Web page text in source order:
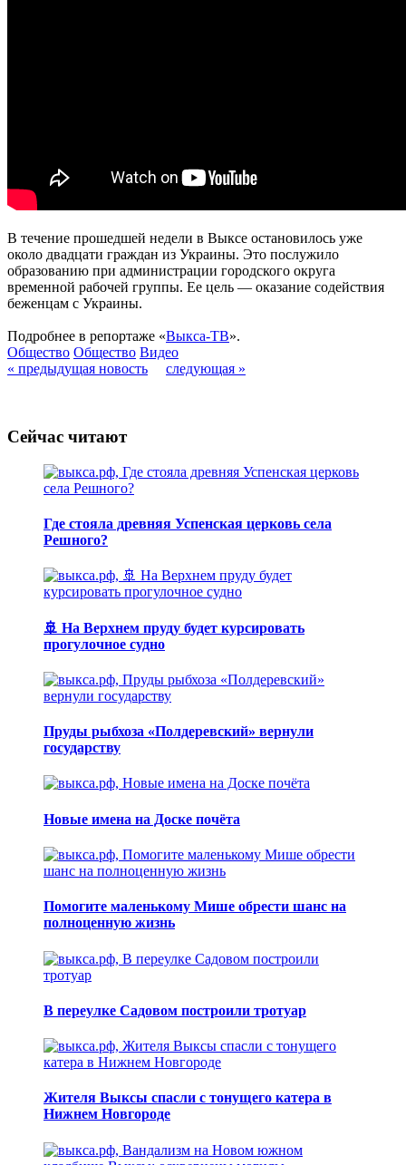
В течение прошедшей недели в Выксе остановилось уже
около двадцати граждан из Украины. Это послужило
образованию при администрации городского округа
временной рабочей группы. Ее цель — оказание содействия
беженцам с Украины.
Подробнее в репортаже «Выкса-ТВ».
Общество Общество Видео
« предыдущая новость
следующая »
Сейчас читают
Где стояла древняя Успенская церковь села
Решного?
🚢 На Верхнем пруду будет курсировать
прогулочное судно
Пруды рыбхоза «Полдеревский» вернули
государству
Новые имена на Доске почёта
Помогите маленькому Мише обрести шанс на
полноценную жизнь
В переулке Садовом построили тротуар
Жителя Выксы спасли с тонущего катера в
Нижнем Новгороде